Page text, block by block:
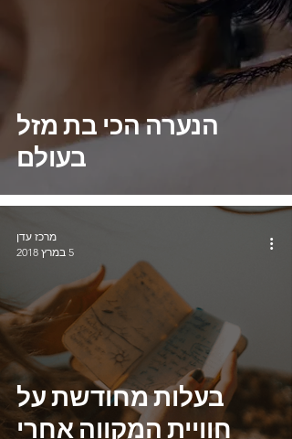
הנערה הכי בת מזל
בעולם
בעלות מחודשת על
חוויית המקווה אחרי
מרכז עדן
5 במרץ 2018